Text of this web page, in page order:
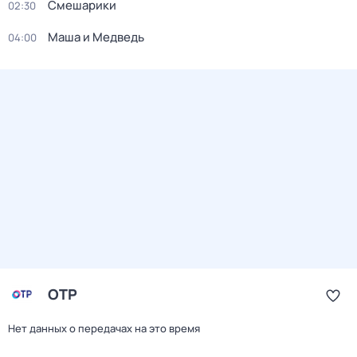
02:30 Смешарики
04:00 Маша и Медведь
ОТР
Нет данных о передачах на это время